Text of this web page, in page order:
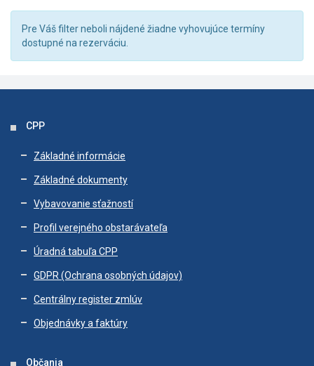
Pre Váš filter neboli nájdené žiadne vyhovujúce termíny
dostupné na rezerváciu.
CPP
Základné informácie
Základné dokumenty
Vybavovanie sťažností
Profil verejného obstarávateľa
Úradná tabuľa CPP
GDPR (Ochrana osobných údajov)
Centrálny register zmlúv
Objednávky a faktúry
Občania